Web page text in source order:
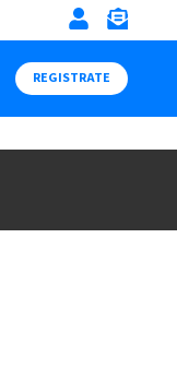
REGISTRATE